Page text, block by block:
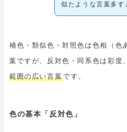
似たような言葉多
補色・類似色・対照色は色相（色
葉ですが、反対色・同系色は彩度
範囲の広い言葉です。
色の基本「反対色」